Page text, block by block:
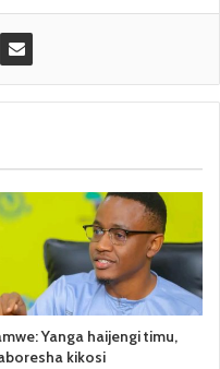
Yanga haijengi timu,
kikosi